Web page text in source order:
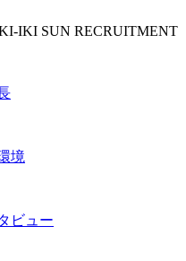
IKI SUN RECRUITMENT
境
ビュー